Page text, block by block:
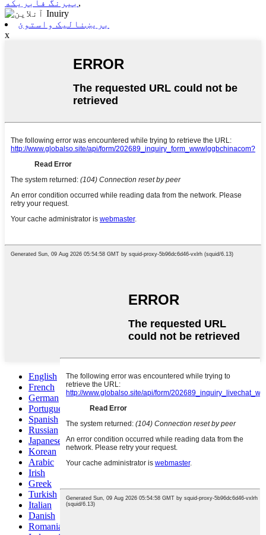
بیرنگ فابریکه ,
بریښنالیک واستوئ
x
English
French
German
Portuguese
Spanish
Russian
Japanese
Korean
Arabic
Irish
Greek
Turkish
Italian
Danish
Romanian